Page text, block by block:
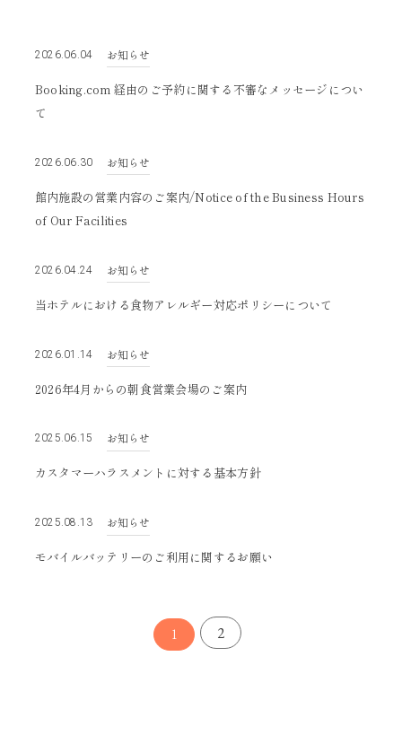
2026.06.04 お知らせ
Booking.com 経由のご予約に関する不審なメッセージについ
て
2026.06.30 お知らせ
館内施設の営業内容のご案内/Notice of the Business Hours
of Our Facilities
2026.04.24 お知らせ
当ホテルにおける食物アレルギー対応ポリシーについて
2026.01.14 お知らせ
2026年4月からの朝食営業会場のご案内
2025.06.15 お知らせ
カスタマーハラスメントに対する基本方針
2025.08.13 お知らせ
モバイルバッテリーのご利用に関するお願い
1 2